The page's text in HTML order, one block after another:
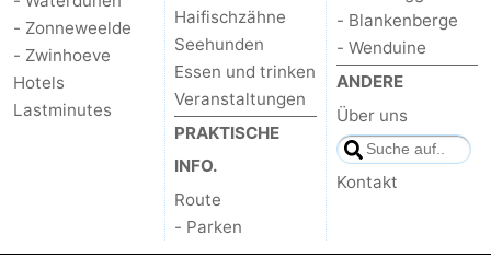
- Zonneweelde
- Zwinhoeve
Hotels
Lastminutes
Haifischzähne
Seehunden
Essen und trinken
Veranstaltungen
PRAKTISCHE
INFO.
Route
- Parken
- Blankenberge
- Wenduine
ANDERE
Über uns
Kontakt